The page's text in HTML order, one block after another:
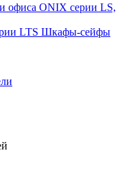
офиса ONIX серии LS,
Шкафы-сейфы